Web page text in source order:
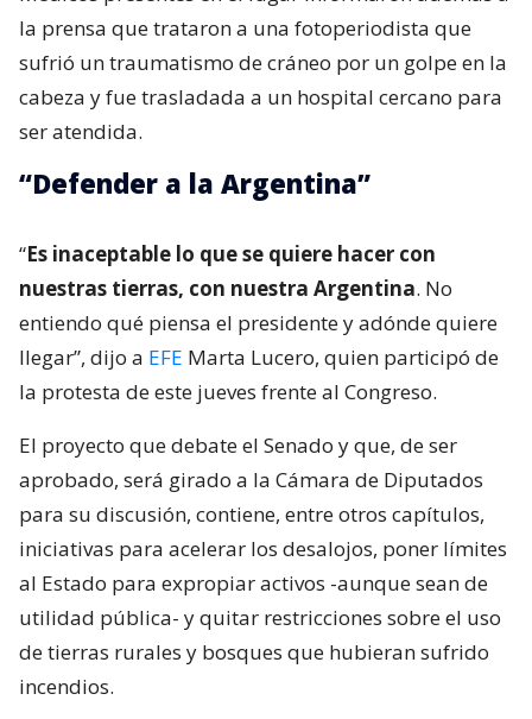
la prensa que trataron a una fotoperiodista que
sufrió un traumatismo de cráneo por un golpe en la
cabeza y fue trasladada a un hospital cercano para
ser atendida.
“Defender a la Argentina”
“Es inaceptable lo que se quiere hacer con
nuestras tierras, con nuestra Argentina. No
entiendo qué piensa el presidente y adónde quiere
llegar”, dijo a EFE Marta Lucero, quien participó de
la protesta de este jueves frente al Congreso.
El proyecto que debate el Senado y que, de ser
aprobado, será girado a la Cámara de Diputados
para su discusión, contiene, entre otros capítulos,
iniciativas para acelerar los desalojos, poner límites
al Estado para expropiar activos -aunque sean de
utilidad pública- y quitar restricciones sobre el uso
de tierras rurales y bosques que hubieran sufrido
incendios.